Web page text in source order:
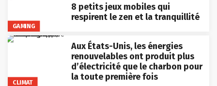
GAMING
8 petits jeux mobiles qui
respirent le zen et la tranquillité
CLIMAT
Aux États-Unis, les énergies
renouvelables ont produit plus
d’électricité que le charbon pour
la toute première fois